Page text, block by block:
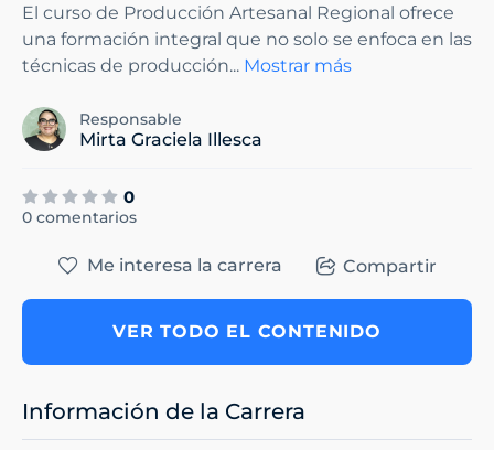
El curso de Producción Artesanal Regional ofrece
una formación integral que no solo se enfoca en las
técnicas de producción... Mostrar más
Responsable
Mirta Graciela Illesca
0
0 comentarios
Me interesa la carrera Compartir
VER TODO EL CONTENIDO
Información de la Carrera